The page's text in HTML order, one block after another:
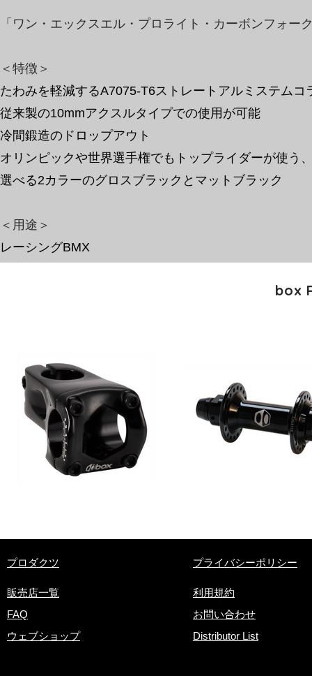
「ワン・エックスエル・プロライト・カーボンフォー
＜特徴＞
たわみを軽減するA7075-T6ストレートアルミステムコ
従来製の10mmアクスルタイプでの使用が可能
冷間鍛造のドロップアウト
オリンピックや世界選手権でもトップライダーが使う
選べる2カラーのグロスブラックとマットブラック
​＜用途＞
レーシングBMX
box
​プロダクツ
販売店一覧
FAQ
ウェブショップ
プライバシーポリシー
利用規約
お問い合わせ
Distributor List